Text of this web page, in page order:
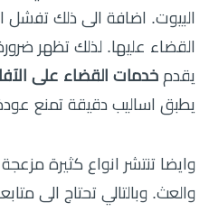
البيوت. اضافة الى ذلك تفشل
القضاء عليها. لذلك تظهر
يقدم خدمات القضاء على
يطبق اساليب دقيقة تمنع
وايضا تنتشر انواع كثيرة
والعث. وبالتالي تحتاج الى